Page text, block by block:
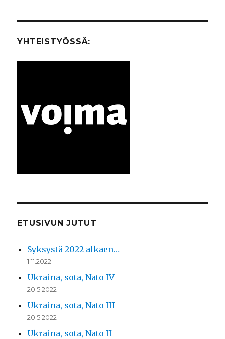
SIVU
YHTEISTYÖSSÄ:
ETUSIVUN JUTUT
Syksystä 2022 alkaen…
1.11.2022
Ukraina, sota, Nato IV
20.5.2022
Ukraina, sota, Nato III
20.5.2022
Ukraina, sota, Nato II